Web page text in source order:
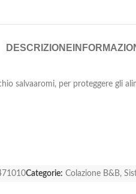
DESCRIZIONE
salvaaromi, per proteggere gli
Categorie: Colazione B&B,